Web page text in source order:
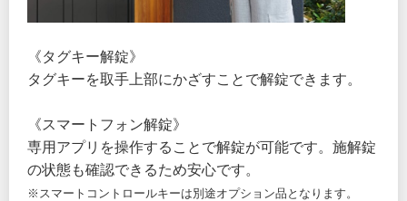
《タグキー解錠》
タグキーを取手上部にかざすことで解錠できます。
《スマートフォン解錠》
専用アプリを操作することで解錠が可能です。施解錠
の状態も確認できるため安心です。
※スマートコントロールキーは別途オプション品となります。